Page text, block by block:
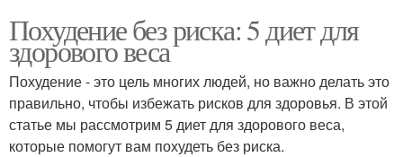
Похудение без риска: 5 диет для
здорового веса
Похудение - это цель многих людей, но важно делать это
правильно, чтобы избежать рисков для здоровья. В этой
статье мы рассмотрим 5 диет для здорового веса,
которые помогут вам похудеть без риска.